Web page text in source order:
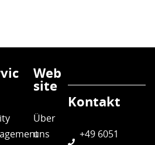
Web
site
Über
uns
Kontakt
+49 6051